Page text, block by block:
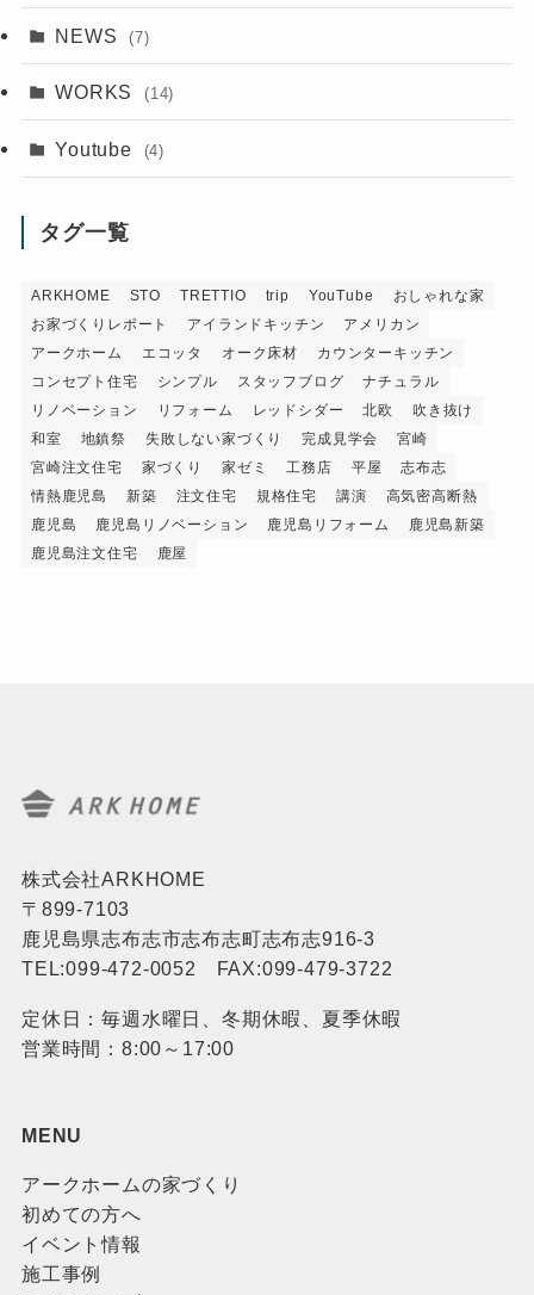
NEWS (7)
WORKS (14)
Youtube (4)
タグ一覧
ARKHOME STO TRETTIO trip YouTube
おしゃれな家
お家づくりレポート
アイランドキッチン
アメリカン
アークホーム
エコッタ オーク床材
カウンターキッチン
コンセプト住宅
シンプル スタッフブログ
ナチュラル
リノベーション
リフォーム レッドシダー 北欧
吹き抜け
和室
地鎮祭 失敗しない家づくり 完成見学会
宮崎
宮崎注文住宅
家づくり 家ゼミ 工務店 平屋
志布志
情熱鹿児島
新築 注文住宅 規格住宅 講演
高気密高断熱
鹿児島
鹿児島リノベーション 鹿児島リフォーム
鹿児島新築
鹿児島注文住宅
鹿屋
株式会社ARKHOME
〒899-7103
鹿児島県志布志市志布志町志布志916-3
TEL:099-472-0052 FAX:099-479-3722
定休日：毎週水曜日、冬期休暇、夏季休暇
営業時間：8:00～17:00
MENU
アークホームの家づくり
初めての方へ
イベント情報
施工事例